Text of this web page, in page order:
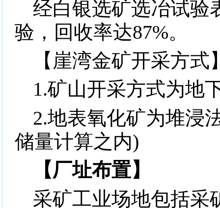
经白银选矿选冶试验
验，回收率达87%。
【崖湾金矿开采方式
1.矿山开采方式为地
2.地表氧化矿为堆浸
储量计算之内)
【厂址布置】
采矿工业场地包括采